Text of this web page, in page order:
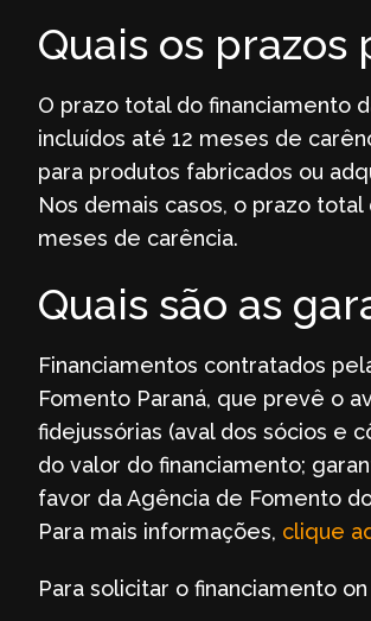
Quais os
O prazo total do financiamento
incluídos até 12 meses de
para produtos fabricados ou
Nos demais casos, o prazo
meses de carência.
Quais são as
Financiamentos contratados
Fomento Paraná, que prevê o
fidejussórias (aval dos sócios e
do valor do financiamento;
favor da Agência de Fomento
Para mais informações, clique
Para solicitar o financiamento